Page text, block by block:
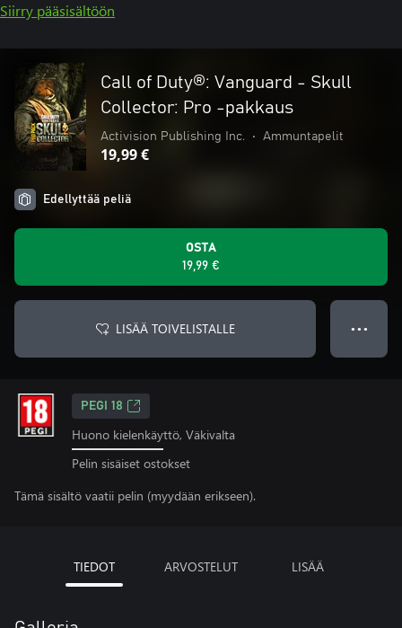
Siirry pääsisältöön
Call of Duty®: Vanguard - Skull
Collector: Pro -pakkaus
Activision Publishing Inc. • Ammuntapelit
19,99 €
Edellyttää peliä
OSTA
19,99 €
LISÄÄ TOIVELISTALLE ● ● ●
PEGI 18
Huono kielenkäyttö, Väkivalta
Pelin sisäiset ostokset
Tämä sisältö vaatii pelin (myydään erikseen).
TIEDOT ARVOSTELUT LISÄÄ